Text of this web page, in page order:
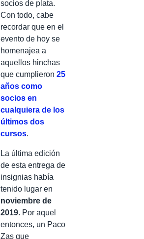
socios de plata.
Con todo, cabe
recordar que en el
evento de hoy se
homenajea a
aquellos hinchas
que cumplieron 25
años como
socios en
cualquiera de los
últimos dos
cursos.
La última edición
de esta entrega de
insignias había
tenido lugar en
noviembre de
2019. Por aquel
entonces, un Paco
Zas que